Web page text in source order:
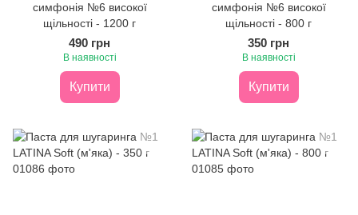
симфонія №6 високої
щільності - 1200 г
490 грн
В наявності
Купити
симфонія №6 високої
щільності - 800 г
350 грн
В наявності
Купити